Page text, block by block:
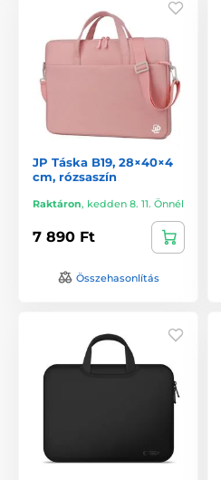
JP Táska B19, 28×40×4
cm, rózsaszín
Raktáron, kedden 8. 11. Önnél
7 890 Ft
Összehasonlítás